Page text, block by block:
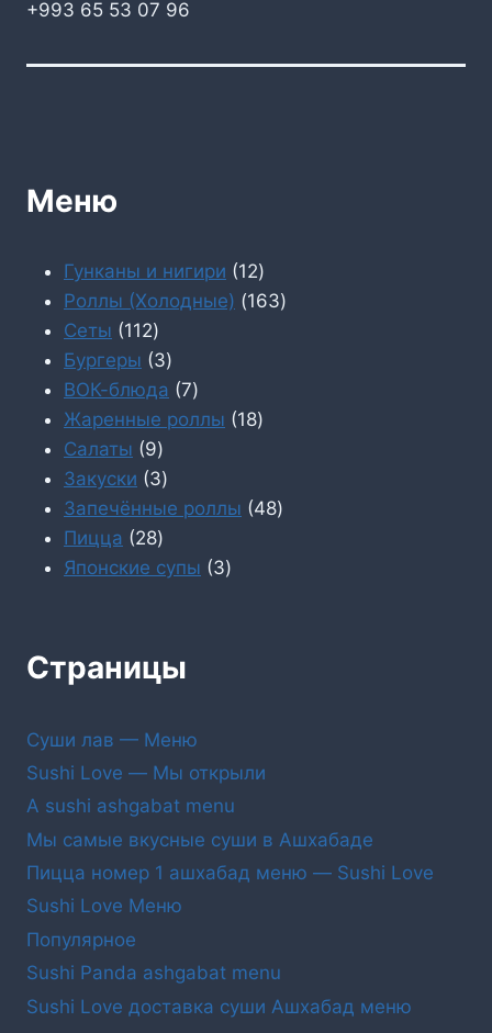
+993 65 53 07 96
Меню
Гунканы и нигири 1212
товаров
Роллы (Холодные) 163163
Сеты 112112
товаров
Бургеры 33
товара
ВОК-блюда 77
товаров
Жаренные роллы 1818
Салаты 99
товаров
Закуски 33
товара
Запечённые роллы 4848
Пицца 2828
товаров
Японские супы 33
Страницы
Суши лав — Меню
Sushi Love — Мы открыли
A sushi ashgabat menu
Мы самые вкусные суши в Ашхабаде
Пицца номер 1 ашхабад меню — Sushi Love
Sushi Love Меню
Популярное
Sushi Panda ashgabat menu
Sushi Love доставка суши Ашхабад меню